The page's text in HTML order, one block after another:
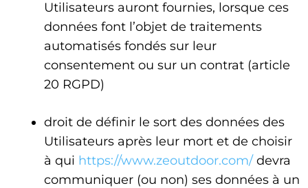
Utilisateurs auront fournies, lorsque ces
données font l’objet de traitements
automatisés fondés sur leur
consentement ou sur un contrat (article
20 RGPD)
droit de définir le sort des données des
Utilisateurs après leur mort et de choisir
à qui https://www.zeoutdoor.com/ devra
communiquer (ou non) ses données à un